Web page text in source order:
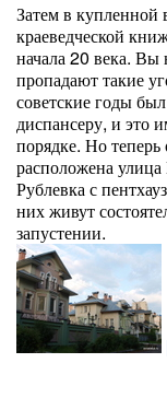
Затем в купленной
краеведческой
начала 20 века. Вы
пропадают такие
советские годы
диспансеру, и это
порядке. Но
расположена
Рублевка с
них живут
запустении.